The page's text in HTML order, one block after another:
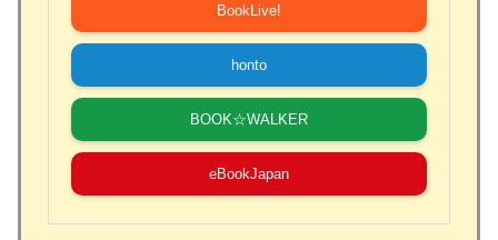
BookLive!
honto
BOOK☆WALKER
eBookJapan